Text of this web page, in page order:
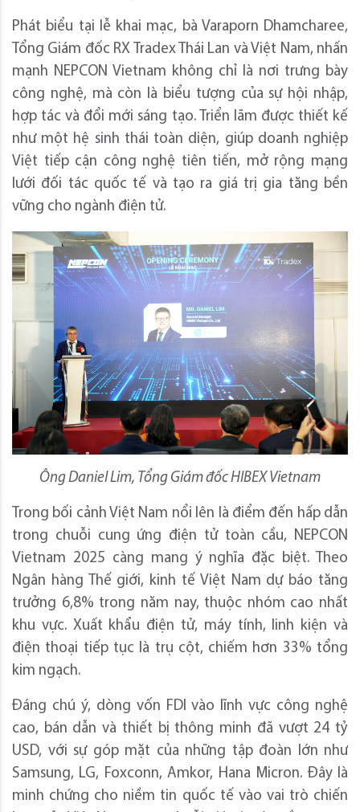
Phát biểu tại lễ khai mạc, bà Varaporn Dhamcharee,
Tổng Giám đốc RX Tradex Thái Lan và Việt Nam, nhấn
mạnh NEPCON Vietnam không chỉ là nơi trưng bày
công nghệ, mà còn là biểu tượng của sự hội nhập,
hợp tác và đổi mới sáng tạo. Triển lãm được thiết kế
như một hệ sinh thái toàn diện, giúp doanh nghiệp
Việt tiếp cận công nghệ tiên tiến, mở rộng mạng
lưới đối tác quốc tế và tạo ra giá trị gia tăng bền
vững cho ngành điện tử.
Ông Daniel Lim, Tổng Giám đốc HIBEX Vietnam
Trong bối cảnh Việt Nam nổi lên là điểm đến hấp dẫn
trong chuỗi cung ứng điện tử toàn cầu, NEPCON
Vietnam 2025 càng mang ý nghĩa đặc biệt. Theo
Ngân hàng Thế giới, kinh tế Việt Nam dự báo tăng
trưởng 6,8% trong năm nay, thuộc nhóm cao nhất
khu vực. Xuất khẩu điện tử, máy tính, linh kiện và
điện thoại tiếp tục là trụ cột, chiếm hơn 33% tổng
kim ngạch.
Đáng chú ý, dòng vốn FDI vào lĩnh vực công nghệ
cao, bán dẫn và thiết bị thông minh đã vượt 24 tỷ
USD, với sự góp mặt của những tập đoàn lớn như
Samsung, LG, Foxconn, Amkor, Hana Micron. Đây là
minh chứng cho niềm tin quốc tế vào vai trò chiến